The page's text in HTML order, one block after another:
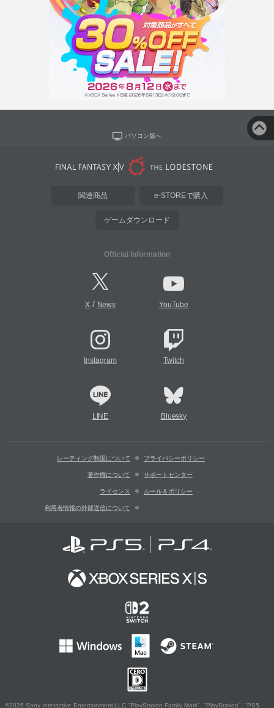
パソコン版へ
関連商品 e-STOREで購入
ゲームダウンロード
Official Information
X/ News YouTube
Instagram Twitch
LINE Bluesky
レーティング制度について プライバシーポリシー
著作権について サポートセンター
ライセンス ルール＆ポリシー
利用者情報の外部送信について
©2026 Sony Interactive Entertainment LLC."PlayStation Family Mark", "PlayStation", "PS5